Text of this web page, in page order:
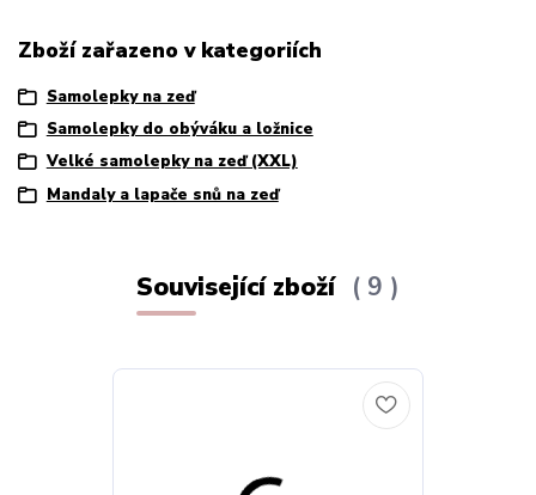
Zboží zařazeno v kategoriích
Samolepky na zeď
Samolepky do obýváku a ložnice
Velké samolepky na zeď (XXL)
Mandaly a lapače snů na zeď
Související zboží 9